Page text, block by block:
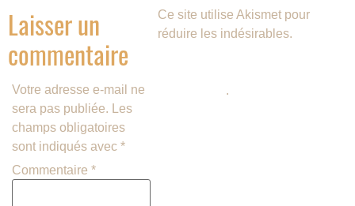
Laisser un
commentaire
Votre adresse e-mail ne
sera pas publiée.
Les
champs obligatoires
sont indiqués avec *
Commentaire *
Ce site utilise Akismet pour
réduire les indésirables.
.